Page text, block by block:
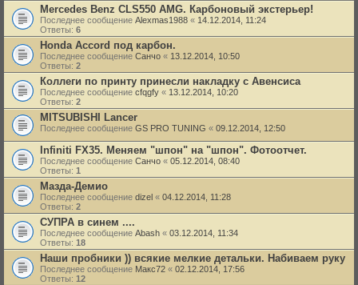
Mercedes Benz CLS550 AMG. Карбоновый экстерьер!
Последнее сообщение Alexmas1988 « 14.12.2014, 11:24
Ответы: 6
Honda Accord под карбон.
Последнее сообщение Санчо « 13.12.2014, 10:50
Ответы: 2
Коллеги по принту принесли накладку с Авенсиса
Последнее сообщение cfqgfy « 13.12.2014, 10:20
Ответы: 2
MITSUBISHI Lancer
Последнее сообщение GS PRO TUNING « 09.12.2014, 12:50
Infiniti FX35. Меняем "шпон" на "шпон". Фотоотчет.
Последнее сообщение Санчо « 05.12.2014, 08:40
Ответы: 1
Мазда-Демио
Последнее сообщение dizel « 04.12.2014, 11:28
Ответы: 2
СУПРА в синем ....
Последнее сообщение Abash « 03.12.2014, 11:34
Ответы: 18
Наши пробники )) всякие мелкие детальки. Набиваем руку
Последнее сообщение Макс72 « 02.12.2014, 17:56
Ответы: 12